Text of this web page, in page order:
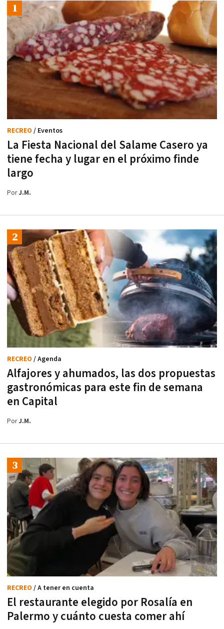
La Fiesta Nacional del Salame Casero ya
tiene fecha y lugar en el próximo finde
largo
RECREO / Eventos
PorJ.M.
Alfajores y ahumados, las dos propuestas
gastronómicas para este fin de semana
en Capital
RECREO / Agenda
PorJ.M.
El restaurante elegido por Rosalía en
Palermo y cuánto cuesta comer ahí
RECREO / A tener en cuenta